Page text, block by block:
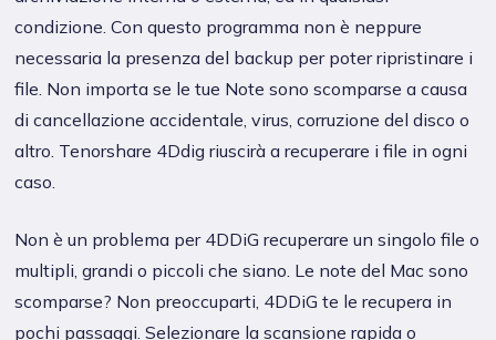
condizione. Con questo programma non è neppure
necessaria la presenza del backup per poter ripristinare i
file. Non importa se le tue Note sono scomparse a causa
di cancellazione accidentale, virus, corruzione del disco o
altro. Tenorshare 4Ddig riuscirà a recuperare i file in ogni
caso.
Non è un problema per 4DDiG recuperare un singolo file o
multipli, grandi o piccoli che siano. Le note del Mac sono
scomparse? Non preoccuparti, 4DDiG te le recupera in
pochi passaggi. Selezionare la scansione rapida o